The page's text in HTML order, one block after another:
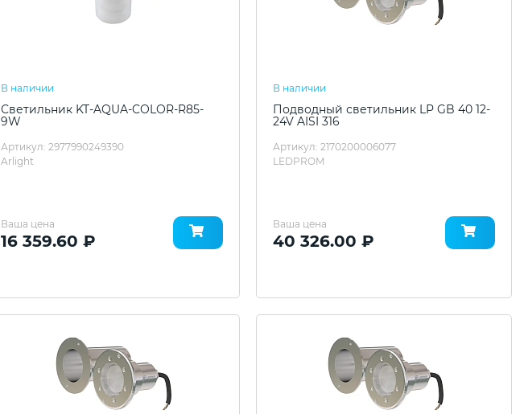
В наличии
Светильник KT-AQUA-COLOR-R85-
9W
Артикул: 2977990249390
Arlight
Ваша цена
16 359.60 ₽
В наличии
Подводный светильник LP GB 40 12-
24V AISI 316
Артикул: 2170200006077
LEDPROM
Ваша цена
40 326.00 ₽